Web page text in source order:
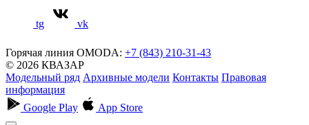
tg vk
Горячая линия OMODA: +7 (843) 210-31-43
© 2026 КВАЗАР
Модельный ряд Архивные модели Контакты Правовая
информация
Google Play
App Store